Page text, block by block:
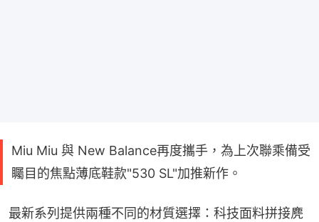
Miu Miu 與 New Balance再度攜手，為上次聯乘備受
矚目的焦點薄底鞋款"530 SL"加推新作。
最新系列提供兩種不同的材質選擇：科技面料拼接麂